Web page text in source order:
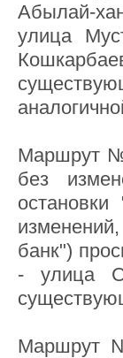
Абылай-
улица
Маршрут №
без
банк")
- улица
Маршрут